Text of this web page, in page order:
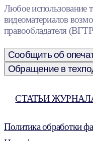
Любое использование
видеоматериалов
правообладателя
Сообщить об
Обращение в
СТАТЬИ
Политика обработки